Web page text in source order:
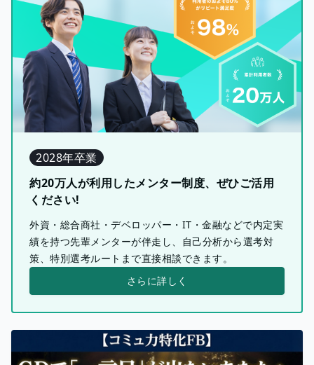
2028年卒業
約20万人が利用したメンター制度、ぜひご活用
ください!
外資・総合商社・デベロッパー・IT・金融などで内定実
績を持つ先輩メンターが伴走し、自己分析から選考対
策、特別選考ルートまで直接相談できます。
さらに詳しく